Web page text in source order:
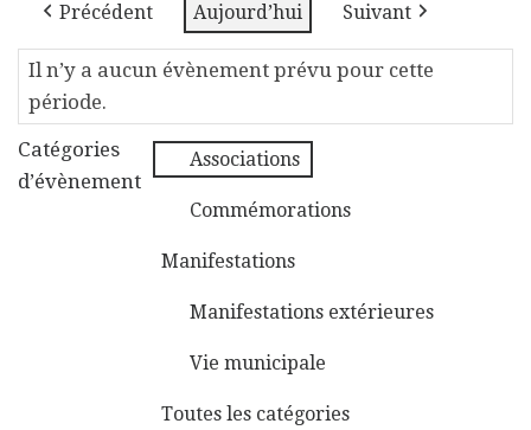
Précédent Aujourd’hui Suivant
Il n’y a aucun évènement prévu pour cette
période.
Catégories
d’évènement
Associations
Commémorations
Manifestations
Manifestations extérieures
Vie municipale
Toutes les catégories